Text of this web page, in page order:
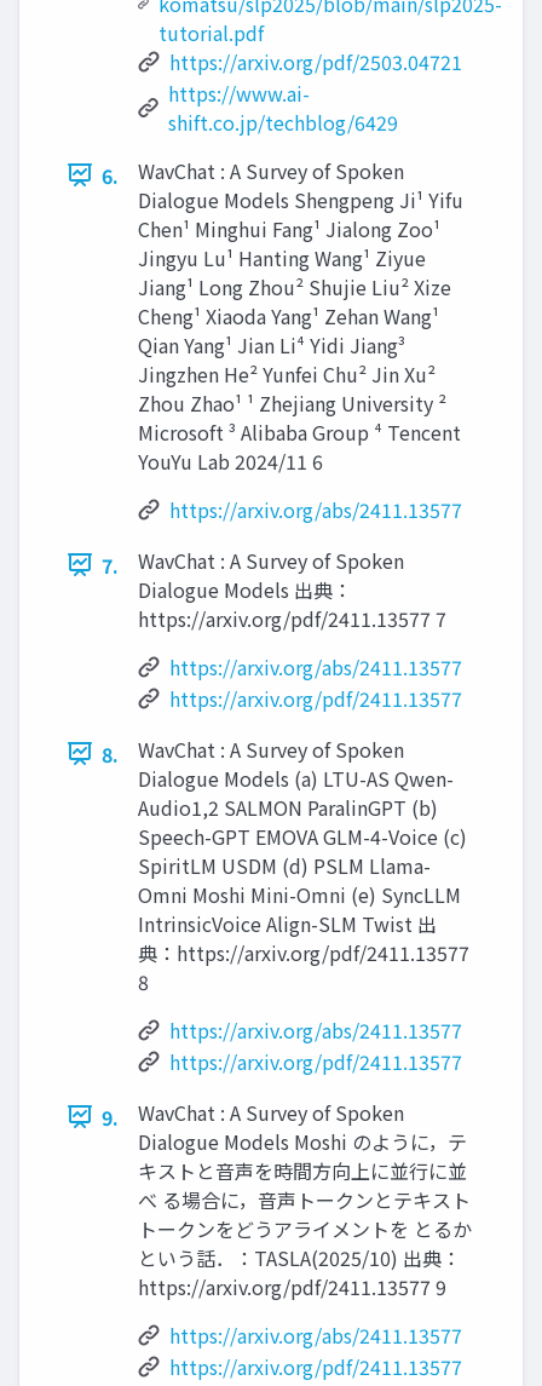
tutorial.pdf
https://arxiv.org/pdf/2503.04721
https://www.ai-
shift.co.jp/techblog/6429
6.
WavChat : A Survey of Spoken
Dialogue Models Shengpeng Ji¹ Yifu
Chen¹ Minghui Fang¹ Jialong Zoo¹
Jingyu Lu¹ Hanting Wang¹ Ziyue
Jiang¹ Long Zhou² Shujie Liu² Xize
Cheng¹ Xiaoda Yang¹ Zehan Wang¹
Qian Yang¹ Jian Li⁴ Yidi Jiang³
Jingzhen He² Yunfei Chu² Jin Xu²
Zhou Zhao¹ ¹ Zhejiang University ²
Microsoft ³ Alibaba Group ⁴ Tencent
YouYu Lab 2024/11 6
https://arxiv.org/abs/2411.13577
7.
WavChat : A Survey of Spoken
Dialogue Models 出典：
https://arxiv.org/pdf/2411.13577 7
https://arxiv.org/abs/2411.13577
https://arxiv.org/pdf/2411.13577
8.
WavChat : A Survey of Spoken
Dialogue Models (a) LTU-AS Qwen-
Audio1,2 SALMON ParalinGPT (b)
Speech-GPT EMOVA GLM-4-Voice (c)
SpiritLM USDM (d) PSLM Llama-
Omni Moshi Mini-Omni (e) SyncLLM
IntrinsicVoice Align-SLM Twist 出
典：https://arxiv.org/pdf/2411.13577
8
https://arxiv.org/abs/2411.13577
https://arxiv.org/pdf/2411.13577
9.
WavChat : A Survey of Spoken
Dialogue Models Moshi のように，テ
キストと音声を時間方向上に並行に並
べ る場合に，音声トークンとテキスト
トークンをどうアライメントを とるか
という話．：TASLA(2025/10) 出典：
https://arxiv.org/pdf/2411.13577 9
https://arxiv.org/abs/2411.13577
https://arxiv.org/pdf/2411.13577